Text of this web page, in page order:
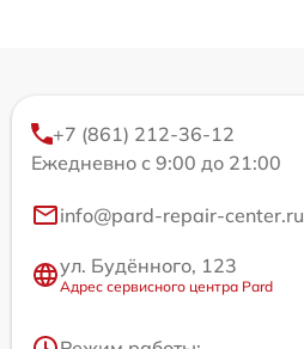
+7 (861) 212-36-12
Ежедневно с 9:00 до 21:00
info@pard-repair-center.ru
ул. Будённого, 123
Адрес сервисного центра Pard